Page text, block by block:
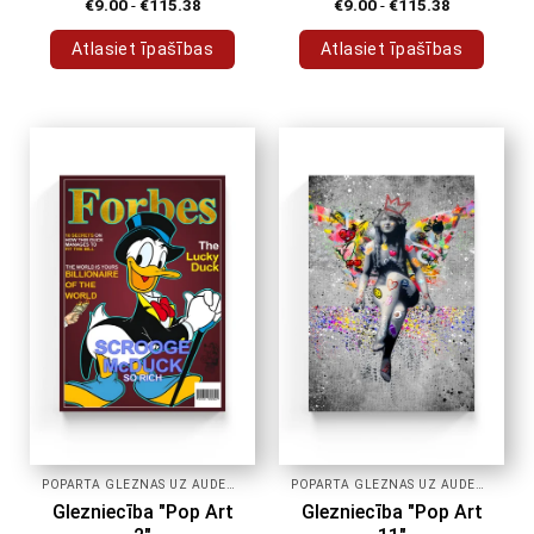
€9.00-€115.38
Atlasiet īpašības
varianti.
Variantus
var
izvēlēties
produkta
lapā
€9.00-€115.38
Atlasiet īpašības
varianti.
Variantus
var
izvēlēties
produkta
lapā
Glezniecība "Pop Art
Glezniecība "Pop Art